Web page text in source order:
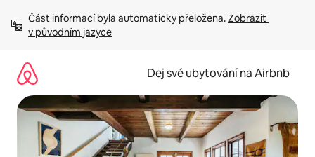
obsah
Část informací byla automaticky přeložena. Zobrazit
v původním jazyce
Dej své ubytování na Airbnb